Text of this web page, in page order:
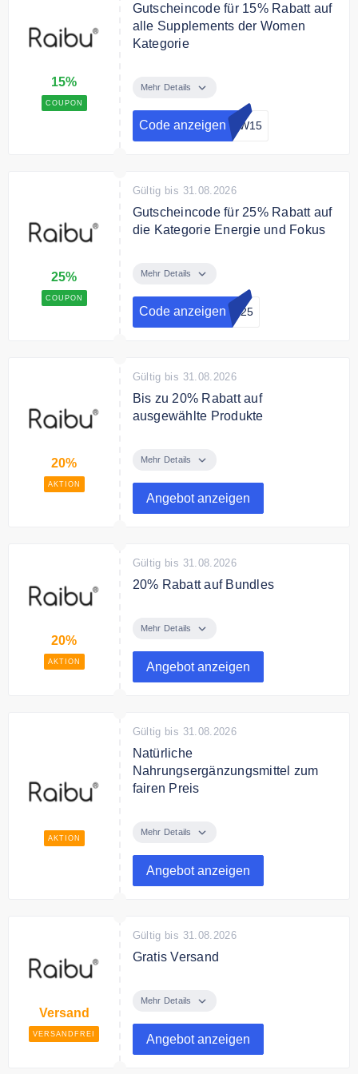
15%
COUPON
Gutscheincode für 15% Rabatt auf
alle Supplements der Women
Kategorie
Gutscheincode ab sofort 15 %
Rabatt auf alle Supplements der
Women-Kategorie
Mehr Details
Code anzeigen OW15
25%
COUPON
Gültig bis 31.08.2026
Gutscheincode für 25% Rabatt auf
die Kategorie Energie und Fokus
der Kategorie Energie & Fokus
wird ein Rabatt von 25%
abgezogen
Mehr Details
Code anzeigen IT25
20%
AKTION
Gültig bis 31.08.2026
Bis zu 20% Rabatt auf
ausgewählte Produkte
ausgewählte Produkte im Angebot.
Mehr Details
Angebot anzeigen
20%
AKTION
Gültig bis 31.08.2026
20% Rabatt auf Bundles
von Raibu.
Mehr Details
Angebot anzeigen
AKTION
Gültig bis 31.08.2026
Natürliche
Nahrungsergänzungsmittel zum
fairen Preis
Nahrungsergänzungsmittel und
Mehr Details
Angebot anzeigen
Versand
VERSANDFREI
Gültig bis 31.08.2026
Gratis Versand
versandkostenfrei.
Mehr Details
Angebot anzeigen